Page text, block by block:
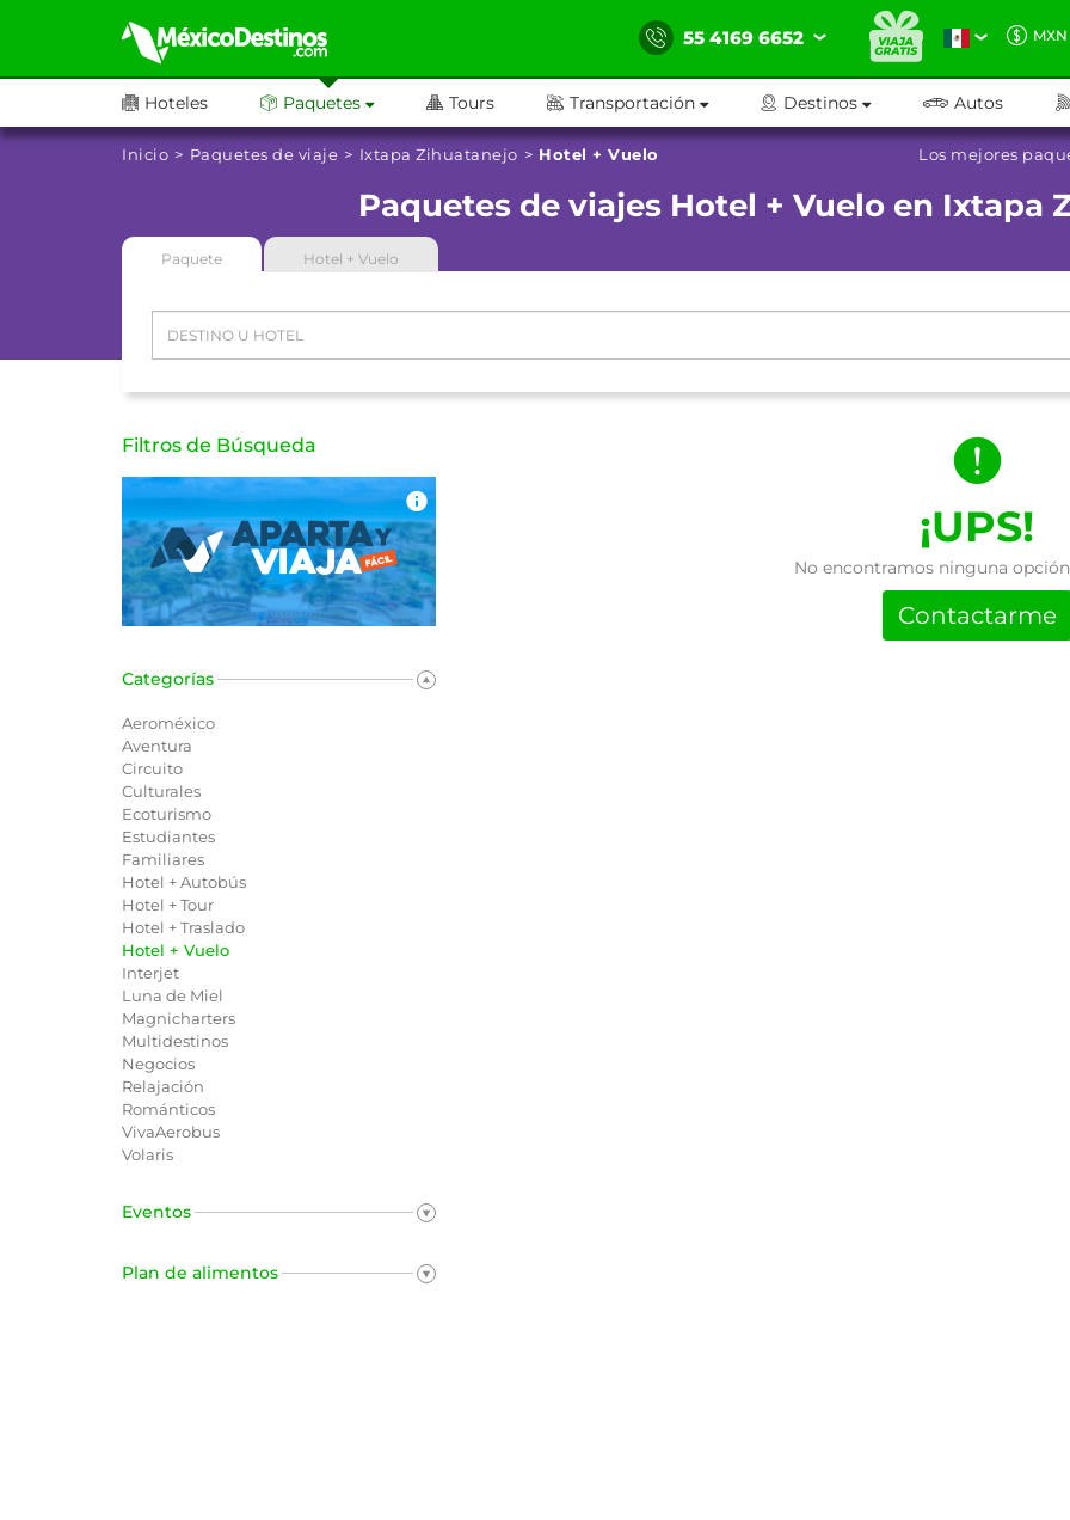
55 4169 6652 MXN
Hoteles Paquetes Tours Transportación Destinos Autos
Inicio Paquetes de viaje Ixtapa Zihuatanejo Hotel + Vuelo Los mejores
Paquetes de viajes Hotel + Vuelo en Ixtapa
Paquete Hotel + Vuelo
Filtros de Búsqueda
Categorías
Aeroméxico
Aventura
Circuito
Culturales
Ecoturismo
Estudiantes
Familiares
Hotel + Autobús
Hotel + Tour
Hotel + Traslado
Hotel + Vuelo
Interjet
Luna de Miel
Magnicharters
Multidestinos
Negocios
Relajación
Románticos
VivaAerobus
Volaris
Eventos
Plan de alimentos
¡UPS!
No encontramos ninguna
Contactarme